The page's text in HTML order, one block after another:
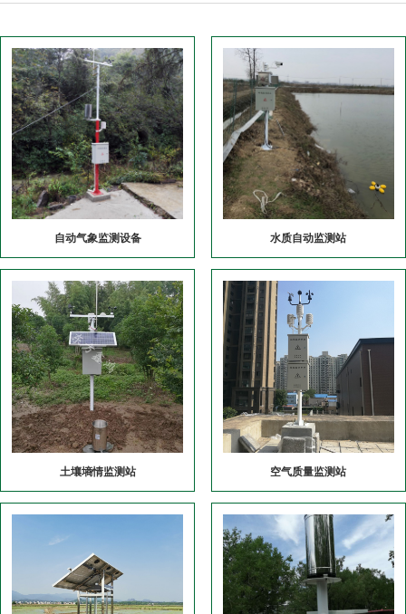
自动气象监测设备 水质自动监测站
土壤墒情监测站 空气质量监测站